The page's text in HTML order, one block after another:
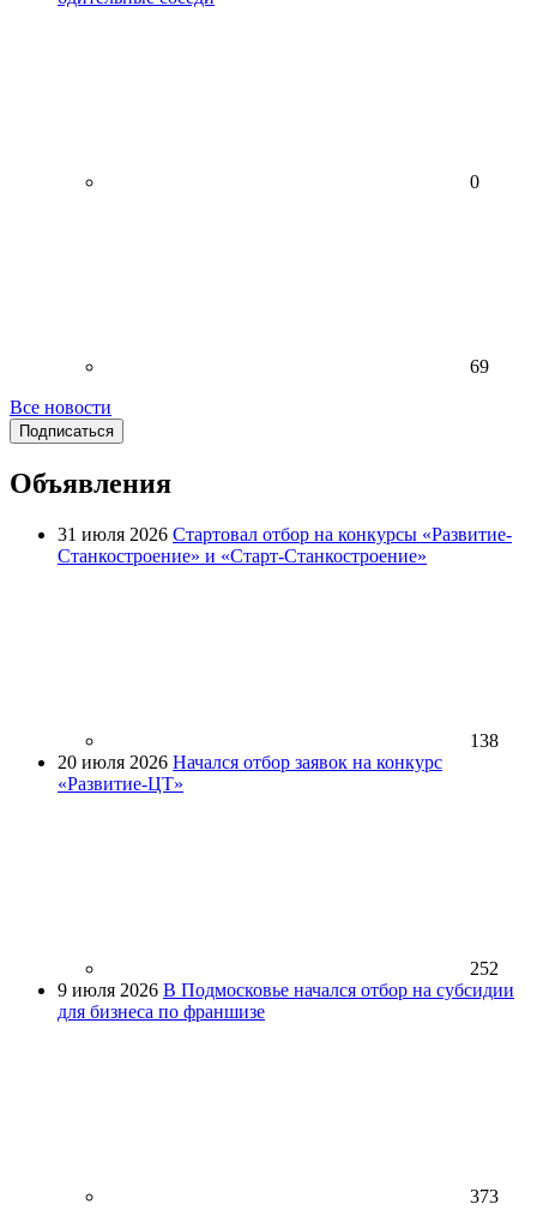
0
69
Все новости
Подписаться
Объявления
31 июля 2026 Стартовал отбор на конкурсы «Развитие-
Станкостроение» и «Старт-Станкостроение»
138
20 июля 2026 Начался отбор заявок на конкурс
«Развитие-ЦТ»
252
9 июля 2026 В Подмосковье начался отбор на субсидии
для бизнеса по франшизе
373